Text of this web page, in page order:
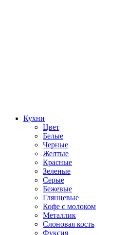
Кухни
Цвет
Белые
Черные
Желтые
Красные
Зеленые
Серые
Бежевые
Глянцевые
Кофе с молоком
Металлик
Слоновая кость
Фуксия